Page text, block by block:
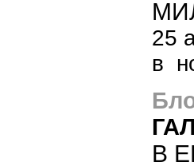
25
в
В